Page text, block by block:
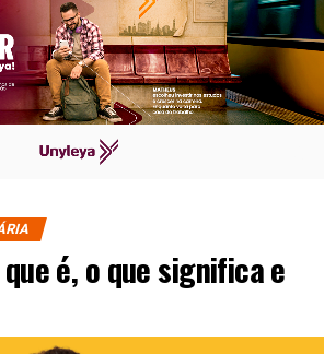
é, o que significa e